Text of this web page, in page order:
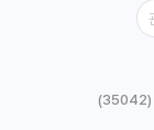
(35042)